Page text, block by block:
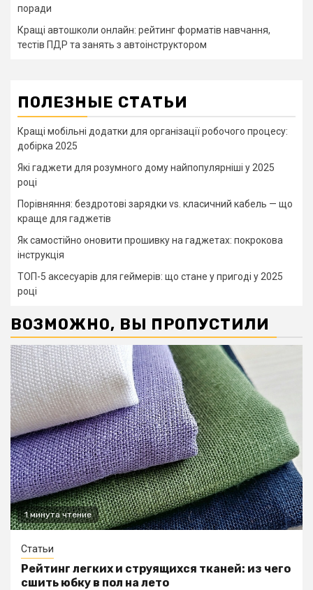
поради
Кращі автошколи онлайн: рейтинг форматів навчання,
тестів ПДР та занять з автоінструктором
ПОЛЕЗНЫЕ СТАТЬИ
Кращі мобільні додатки для організації робочого процесу:
добірка 2025
Які гаджети для розумного дому найпопулярніші у 2025
році
Порівняння: бездротові зарядки vs. класичний кабель — що
краще для гаджетів
Як самостійно оновити прошивку на гаджетах: покрокова
інструкція
ТОП-5 аксесуарів для геймерів: що стане у пригоді у 2025
році
ВОЗМОЖНО, ВЫ ПРОПУСТИЛИ
1 минута чтение
Статьи
Рейтинг легких и струящихся тканей: из чего
сшить юбку в пол на лето